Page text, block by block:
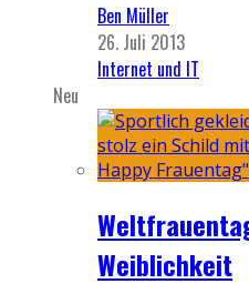
Ben Müller
26. Juli 2013
Internet und IT
Neu
Weiblichkeit